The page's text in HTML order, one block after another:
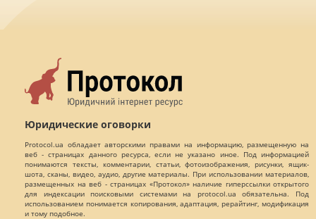
Юридические оговорки
Protocol.ua обладает авторскими правами на информацию, размещенную на
веб - страницах данного ресурса, если не указано иное. Под информацией
понимаются тексты, комментарии, статьи, фотоизображения, рисунки, ящик-
шота, сканы, видео, аудио, другие материалы. При использовании материалов,
размещенных на веб - страницах «Протокол» наличие гиперссылки открытого
для индексации поисковыми системами на protocol.ua обязательна. Под
использованием понимается копирования, адаптация, рерайтинг, модификация
и тому подобное.